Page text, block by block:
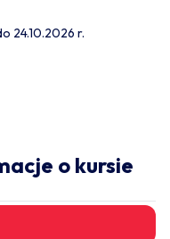
24.10.2026 r.
o kursie